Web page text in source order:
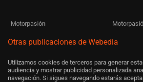
Motorpasión
Otras publicaciones de Webedia
Utilizamos cookies de terceros para generar
audiencia y mostrar publicidad personalizada
navegación. Si sigues navegando estarás